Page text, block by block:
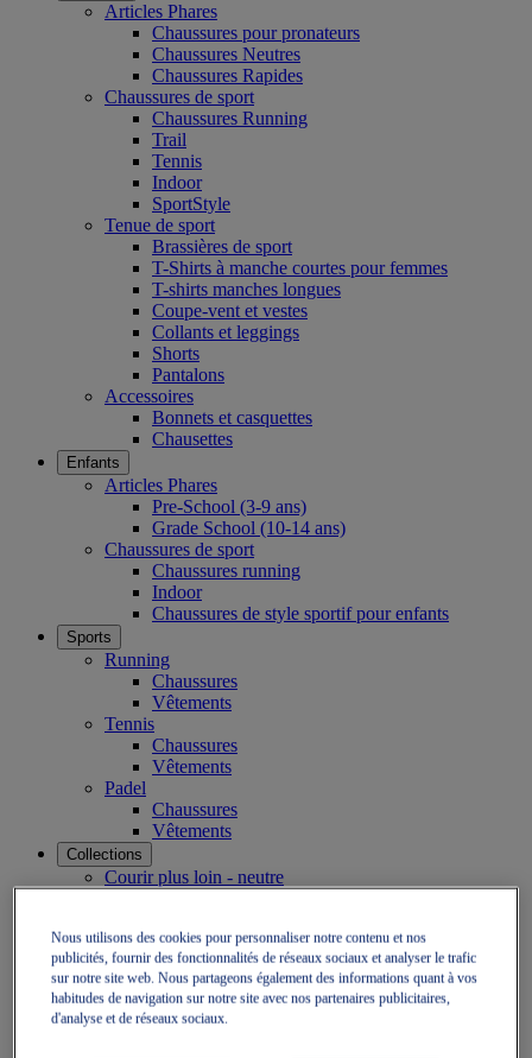
Articles Phares
Chaussures pour pronateurs
Chaussures Neutres
Chaussures Rapides
Chaussures de sport
Chaussures Running
Trail
Tennis
Indoor
SportStyle
Tenue de sport
Brassières de sport
T-Shirts à manche courtes pour femmes
T-shirts manches longues
Coupe-vent et vestes
Collants et leggings
Shorts
Pantalons
Accessoires
Bonnets et casquettes
Chausettes
Enfants
Articles Phares
Pre-School (3-9 ans)
Grade School (10-14 ans)
Chaussures de sport
Chaussures running
Indoor
Chaussures de style sportif pour enfants
Sports
Running
Chaussures
Vêtements
Tennis
Chaussures
Vêtements
Padel
Chaussures
Vêtements
Collections
Courir plus loin - neutre
GEL-PULSE
Courir plus loin - pronateur
GEL-KAYANO
GT-2000
GT-1000
Nous utilisons des cookies pour personnaliser notre contenu et nos
publicités, fournir des fonctionnalités de réseaux sociaux et analyser le trafic
sur notre site web. Nous partageons également des informations quant à vos
habitudes de navigation sur notre site avec nos partenaires publicitaires,
d'analyse et de réseaux sociaux.